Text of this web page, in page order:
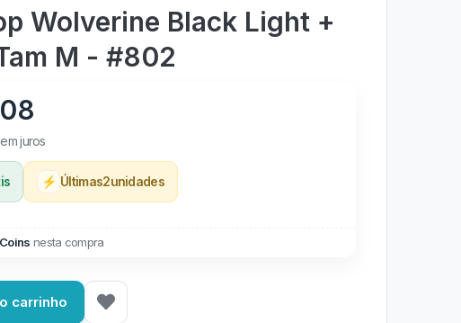
Wolverine Black Light +
M - #802
juros
⚡ Últimas2unidades
nesta compra
carrinho